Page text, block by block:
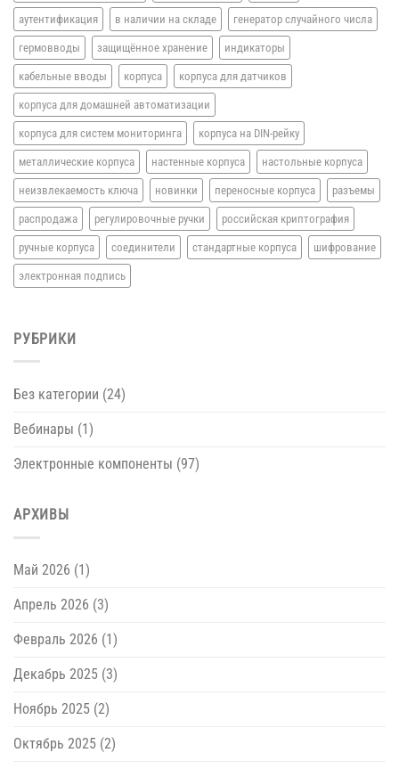
аутентификация в наличии на складе генератор случайного числа
гермовводы защищённое хранение индикаторы
кабельные вводы корпуса корпуса для датчиков
корпуса для домашней автоматизации
корпуса для систем мониторинга корпуса на DIN-рейку
металлические корпуса настенные корпуса настольные корпуса
неизвлекаемость ключа новинки переносные корпуса разъемы
распродажа регулировочные ручки российская криптография
ручные корпуса соединители стандартные корпуса шифрование
электронная подпись
РУБРИКИ
Без категории (24)
Вебинары (1)
Электронные компоненты (97)
АРХИВЫ
Май 2026 (1)
Апрель 2026 (3)
Февраль 2026 (1)
Декабрь 2025 (3)
Ноябрь 2025 (2)
Октябрь 2025 (2)